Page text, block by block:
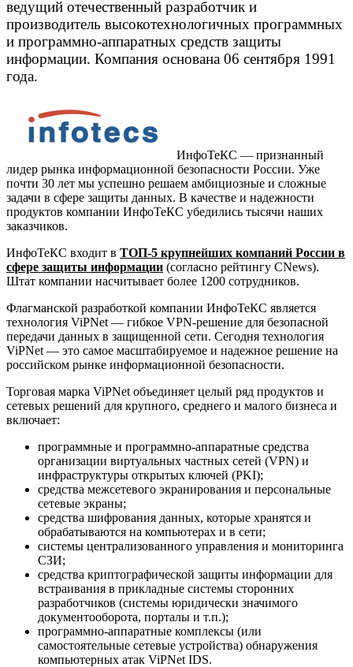
ведущий отечественный разработчик и
производитель высокотехнологичных программных
и программно-аппаратных средств защиты
информации. Компания основана 06 сентября 1991
года.
ИнфоТеКС — признанный
лидер рынка информационной безопасности России. Уже
почти 30 лет мы успешно решаем амбициозные и сложные
задачи в сфере защиты данных. В качестве и надежности
продуктов компании ИнфоТеКС убедились тысячи наших
заказчиков.
ИнфоТеКС входит в ТОП-5 крупнейших компаний России в
сфере защиты информации (согласно рейтингу CNews).
Штат компании насчитывает более 1200 сотрудников.
Флагманской разработкой компании ИнфоТеКС является
технология ViPNet — гибкое VPN-решение для безопасной
передачи данных в защищенной сети. Сегодня технология
ViPNet — это самое масштабируемое и надежное решение на
российском рынке информационной безопасности.
Торговая марка ViPNet объединяет целый ряд продуктов и
сетевых решений для крупного, среднего и малого бизнеса и
включает:
программные и программно-аппаратные средства
организации виртуальных частных сетей (VPN) и
инфраструктуры открытых ключей (PKI);
средства межсетевого экранирования и персональные
сетевые экраны;
средства шифрования данных, которые хранятся и
обрабатываются на компьютерах и в сети;
системы централизованного управления и мониторинга
СЗИ;
средства криптографической защиты информации для
встраивания в прикладные системы сторонних
разработчиков (системы юридически значимого
документооборота, порталы и т.п.);
программно-аппаратные комплексы (или
самостоятельные сетевые устройства) обнаружения
компьютерных атак ViPNet IDS.